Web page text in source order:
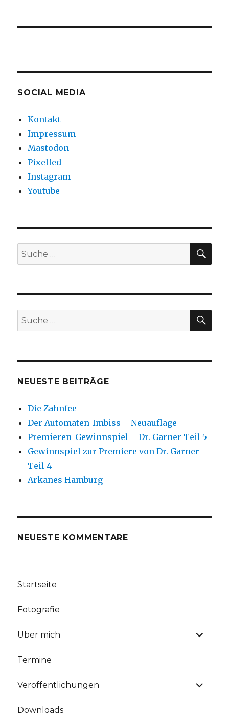
SOCIAL MEDIA
Kontakt
Impressum
Mastodon
Pixelfed
Instagram
Youtube
Suche
nach:
Suche
nach:
NEUESTE BEITRÄGE
Die Zahnfee
Der Automaten-Imbiss – Neuauflage
Premieren-Gewinnspiel – Dr. Garner Teil 5
Gewinnspiel zur Premiere von Dr. Garner
Teil 4
Arkanes Hamburg
NEUESTE KOMMENTARE
Startseite
Fotografie
Über mich
Termine
Veröffentlichungen
Downloads